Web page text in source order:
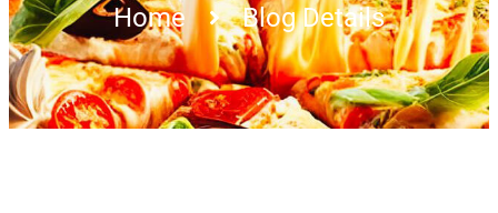
Home Blog Details